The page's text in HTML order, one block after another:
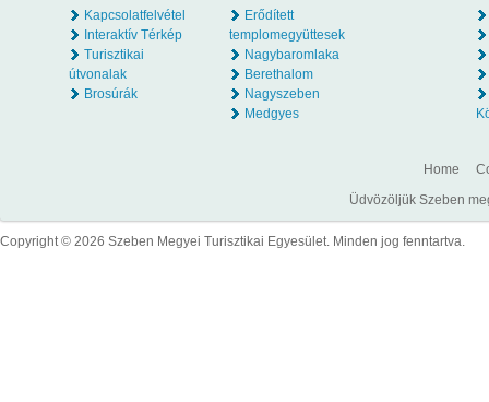
Kapcsolatfelvétel
Interaktív Térkép
Turisztikai
útvonalak
Brosúrák
Erődített
templomegyüttesek
Nagybaromlaka
Berethalom
Nagyszeben
Medgyes
Home
Üdvözöljük Szeben
Copyright © 2026 Szeben Megyei Turisztikai Egyesület. Minden jog fenntartva.